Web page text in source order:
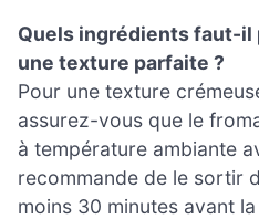
Quels ingrédients faut-
une texture parfaite ?
Pour une texture
assurez-vous que le
à température ambiante
recommande de le sortir
moins 30 minutes avant